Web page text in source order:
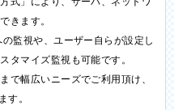
きます。
監視や、ユーザー自らが設定し
タマイズ監視も可能です。
で幅広いニーズでご利用頂け、
す。